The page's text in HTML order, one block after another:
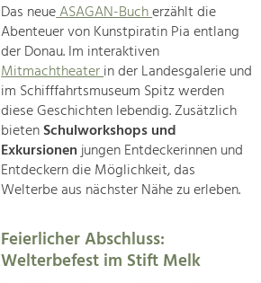
Das neueASAGAN-Bucherzählt die
Abenteuer von Kunstpiratin Pia entlang
der Donau. Im interaktiven
Mitmachtheaterin der Landesgalerie und
im Schifffahrtsmuseum Spitz werden
diese Geschichten lebendig. Zusätzlich
bietenSchulworkshops und
Exkursionenjungen Entdeckerinnen und
Entdeckern die Möglichkeit, das
Welterbe aus nächster Nähe zu erleben.
Feierlicher Abschluss:
Welterbefest im Stift Melk